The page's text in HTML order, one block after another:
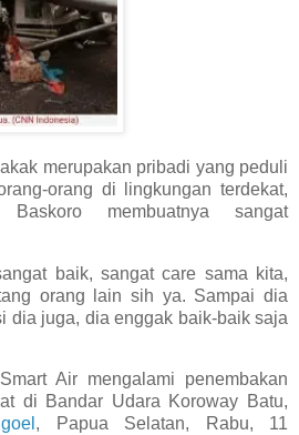
merupakan pribadi yang peduli
orang di lingkungan terdekat,
Baskoro membuatnya sangat
baik, sangat care sama kita,
orang lain sih ya. Sampai dia
dia juga, dia enggak baik-baik saja
Air mengalami penembakan
di Bandar Udara Koroway Batu,
, Papua Selatan, Rabu, 11